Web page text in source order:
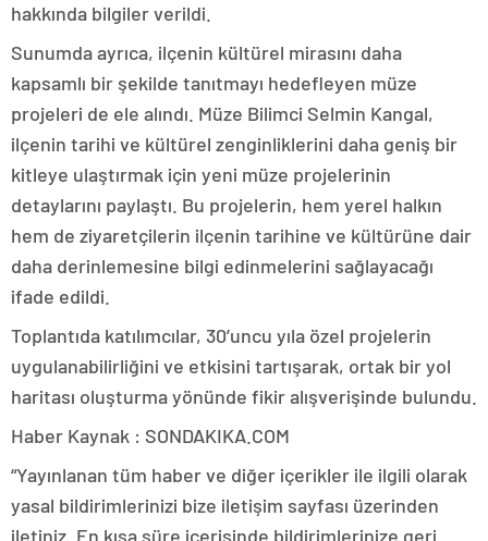
hakkında bilgiler verildi.
Sunumda ayrıca, ilçenin kültürel mirasını daha
kapsamlı bir şekilde tanıtmayı hedefleyen müze
projeleri de ele alındı. Müze Bilimci Selmin Kangal,
ilçenin tarihi ve kültürel zenginliklerini daha geniş bir
kitleye ulaştırmak için yeni müze projelerinin
detaylarını paylaştı. Bu projelerin, hem yerel halkın
hem de ziyaretçilerin ilçenin tarihine ve kültürüne dair
daha derinlemesine bilgi edinmelerini sağlayacağı
ifade edildi.
Toplantıda katılımcılar, 30’uncu yıla özel projelerin
uygulanabilirliğini ve etkisini tartışarak, ortak bir yol
haritası oluşturma yönünde fikir alışverişinde bulundu.
Haber Kaynak : SONDAKIKA.COM
“Yayınlanan tüm haber ve diğer içerikler ile ilgili olarak
yasal bildirimlerinizi bize iletişim sayfası üzerinden
iletiniz. En kısa süre içerisinde bildirimlerinize geri